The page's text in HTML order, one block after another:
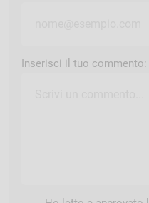
Inserisci il tuo commento: